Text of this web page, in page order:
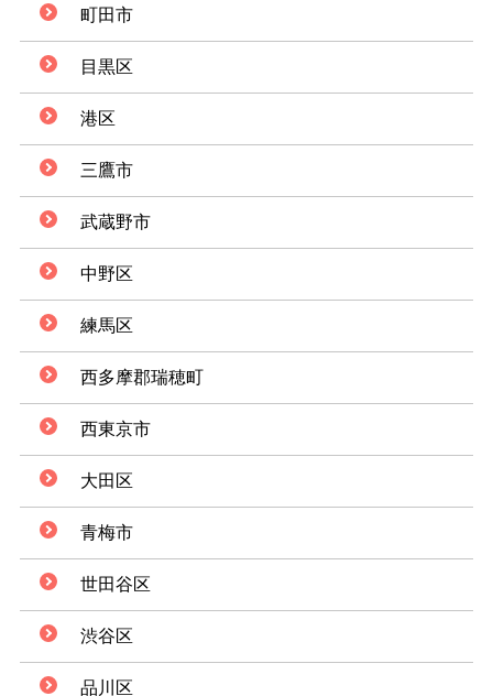
町田市
目黒区
港区
三鷹市
武蔵野市
中野区
練馬区
西多摩郡瑞穂町
西東京市
大田区
青梅市
世田谷区
渋谷区
品川区